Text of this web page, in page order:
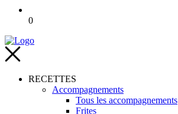
0
RECETTES
Accompagnements
Tous les accompagnements
Frites